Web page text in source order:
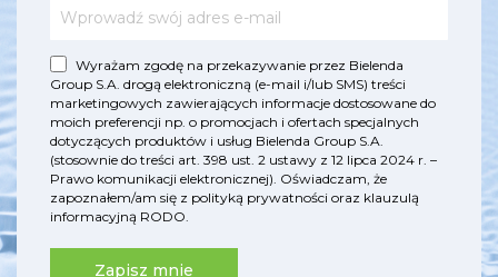
Wyrażam zgodę na przekazywanie przez Bielenda
Group S.A. drogą elektroniczną (e-mail i/lub SMS) treści
marketingowych zawierających informacje dostosowane do
moich preferencji np. o promocjach i ofertach specjalnych
dotyczących produktów i usług Bielenda Group S.A.
(stosownie do treści art. 398 ust. 2 ustawy z 12 lipca 2024 r. –
Prawo komunikacji elektronicznej). Oświadczam, że
zapoznałem/am się z polityką prywatności oraz klauzulą
informacyjną RODO.
Zapisz mnie